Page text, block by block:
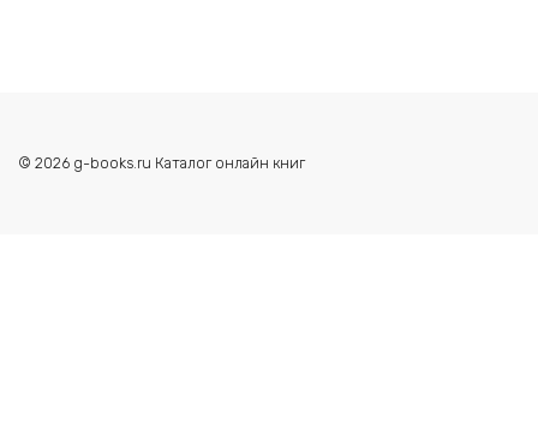
© 2026 g-books.ru Каталог онлайн книг